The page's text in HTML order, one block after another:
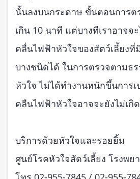
นั้นลงบนกระดาษ ขั้นตอนการต
เกิน 10 นาที แต่บางทีเราอาจ
คลื่นไฟฟ้าหัวใจของสัตว์เลี้ยง
บางชนิดได้ ในการตรวจตามธ
หัวใจ ไม่ได้ทำงานหนักขึ้นการ
คลืนไฟฟ้าหัวใจอาจจะยังไม่เกิ
บริการด้วยหัวใจและรอยยิ้ม
ศูนย์โรคหัวใจสัตว์เลี้ยง โรงพ